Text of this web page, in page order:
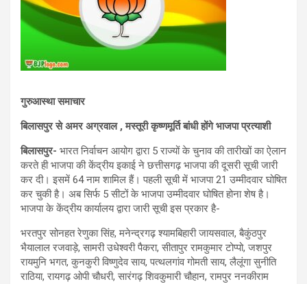
गुरुआस्था समाचार
बिलासपुर से अमर अग्रवाल , मस्तूरी कृष्णमूर्ति बांधी होंगे भाजपा प्रत्याशी
बिलासपुर- भारत निर्वाचन आयोग द्वारा 5 राज्यों के चुनाव की तारीखों का ऐलान
करते ही भाजपा की केंद्रीय इकाई ने छत्तीसगढ़ भाजपा की दूसरी सूची जारी
कर दी। इसमें 64 नाम शामिल हैं। पहली सूची में भाजपा 21 उम्मीदवार घोषित
कर चुकी है। अब सिर्फ 5 सीटों के भाजपा उम्मीदवार घोषित होना शेष है।
भाजपा के केंद्रीय कार्यालय द्वारा जारी सूची इस प्रकार है-
भरतपुर सोनहत रेणुका सिंह, मनेन्द्रगढ़ श्यामबिहारी जायसवाल, बैकुंठपुर
भैयालाल रजवाड़े, सामरी उधेश्वरी पैकरा, सीतापुर रामकुमार टोप्पो, जशपुर
रायमुनि भगत, कुनकुरी विष्णुदेव साय, पत्थलगांव गोमती साय, लैलूंगा सुनीति
राठिया, रायगढ़ ओपी चौधरी, सारंगढ़ शिवकुमारी चौहान, रामपुर ननकीराम